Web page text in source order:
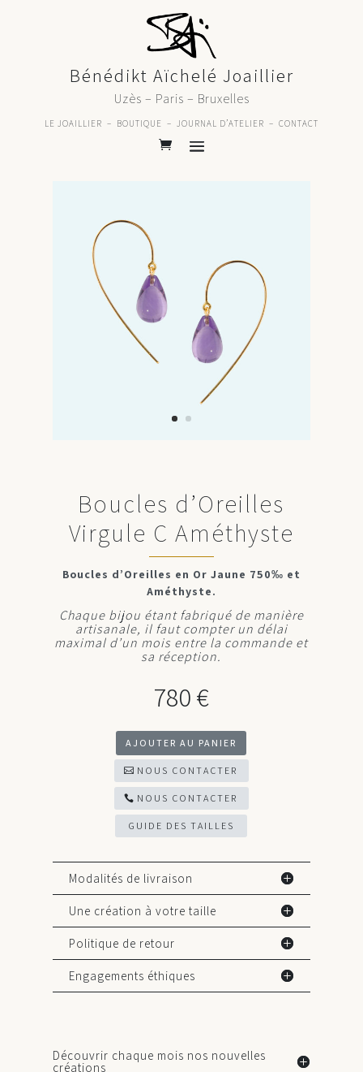
Bénédikt Aïchelé Joaillier
Uzès – Paris – Bruxelles
LE JOAILLIER – BOUTIQUE – JOURNAL D’ATELIER – CONTACT
Boucles d’Oreilles
Virgule C Améthyste
Boucles d’Oreilles en Or Jaune 750‰ et
Améthyste.
Chaque bijou étant fabriqué de manière
artisanale, il faut compter un délai
maximal d’un mois entre la commande et
sa réception.
780€
AJOUTER AU PANIER
NOUS CONTACTER
NOUS CONTACTER
GUIDE DES TAILLES
Modalités de livraison
Une création à votre taille
Politique de retour
Engagements éthiques
Découvrir chaque mois nos nouvelles
créations